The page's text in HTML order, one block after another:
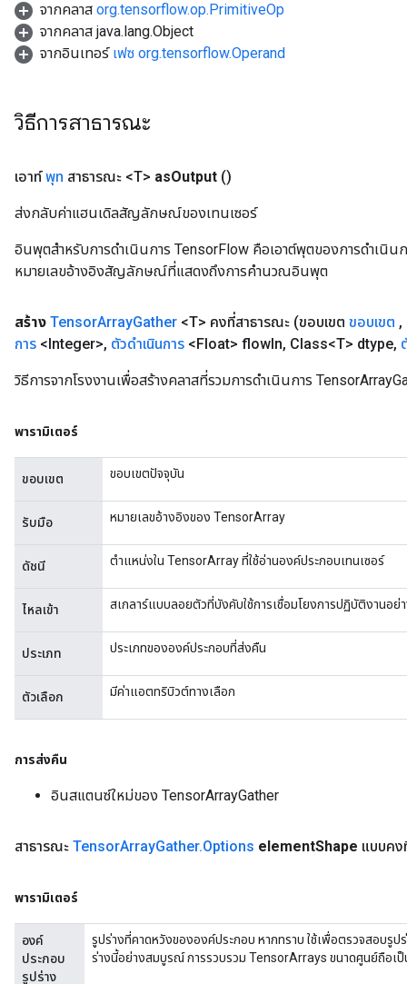
จากคลาส org.tensorflow.op.PrimitiveOp
จากคลาส java.lang.Object
จากอินเทอร์ เฟซ org.tensorflow.Operand
วิธีการสาธารณะ
เอาท์พุท สาธารณะ <T> asOutput ()
ส่งกลับค่าแฮนเดิลสัญลักษณ์ของเทนเซอร์
อินพุตสำหรับการดำเนินการ TensorFlow คือเอาต์พุตของการดำเนิน
หมายเลขอ้างอิงสัญลักษณ์ที่แสดงถึงการคำนวณอินพุต
สร้าง TensorArrayGather <T> คงที่สาธารณะ (ขอบเขต ขอบเขต ,
การ <Integer>, ตัวดำเนินการ <Float> flowIn, Class<T> dtype,
วิธีการจากโรงงานเพื่อสร้างคลาสที่รวมการดำเนินการ
พารามิเตอร์
ขอบเขต ขอบเขตปัจจุบัน
รับมือ หมายเลขอ้างอิงของ TensorArray
ดัชนี ตำแหน่งใน TensorArray ที่ใช้อ่านองค์ประกอบเทนเซอร์
ไหลเข้า สเกลาร์แบบลอยตัวที่บังคับใช้การเชื่อมโยงการปฏิบัติงานอย่า
ประเภท ประเภทขององค์ประกอบที่ส่งคืน
ตัวเลือก มีค่าแอตทริบิวต์ทางเลือก
การส่งคืน
อินสแตนซ์ใหม่ของ TensorArrayGather
สาธารณะ TensorArrayGather.Options elementShape แบบค
พารามิเตอร์
องค์
ประกอบ
รูปร่าง
รูปร่างที่คาดหวังขององค์ประกอบ หากทราบ ใช้เพื่อตรวจสอบรู
ร่างนี้อย่างสมบูรณ์ การรวบรวม TensorArrays ขนาดศูนย์ถือเ